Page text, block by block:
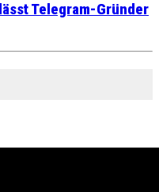
Telegram-Gründer